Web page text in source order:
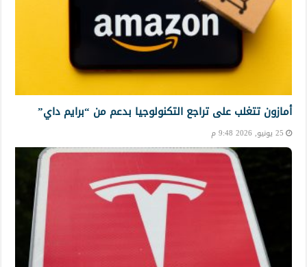
أمازون تتغلب على تراجع التكنولوجيا بدعم من “برايم داي”
25 يونيو, 2026 9:48 م